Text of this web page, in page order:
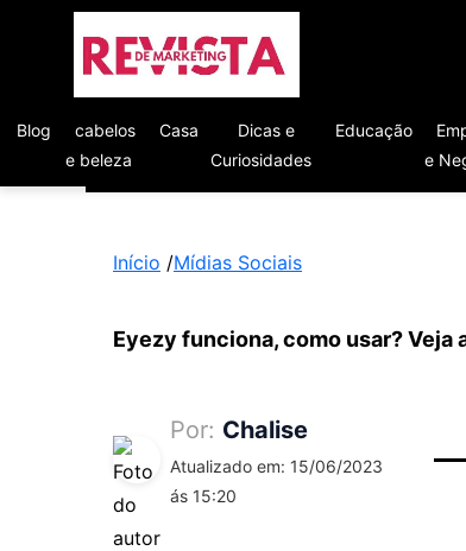
Blog
cabelos
e beleza
Casa
Dicas e
Curiosidades
Educação
e
Início /Mídias Sociais
Eyezy funciona, como usar? Veja
Por: Chalise
Atualizado em: 15/06/2023
ás 15:20